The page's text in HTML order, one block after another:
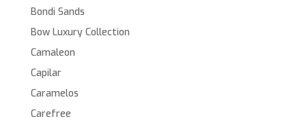
Bondi Sands
Bow Luxury Collection
Camaleon
Capilar
Caramelos
Carefree